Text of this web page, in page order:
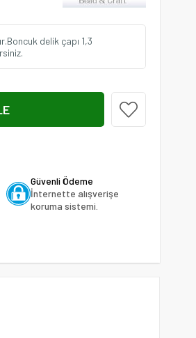
delik çapı 1,3
Güvenli Ödeme
İnternette alışverişe
koruma sistemi.